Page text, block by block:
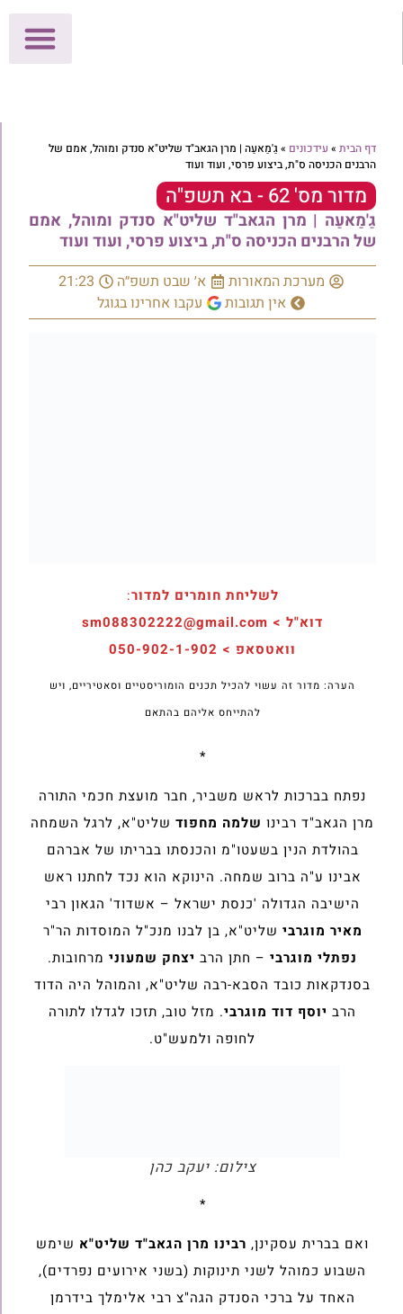
דף הבית » עידכונים »גַ'מַאעַה | מרן הגאב"ד שליט"א סנדק ומוהל, אמם של
הרבנים הכניסה ס"ת, ביצוע פרסי, ועוד ועוד
מדור מס' 62 - בא תשפ"ה
גַ'מַאעַה | מרן הגאב"ד שליט"א סנדק ומוהל, אמם
של הרבנים הכניסה ס"ת, ביצוע פרסי, ועוד ועוד
מערכת המאורות א׳ שבט תשפ״ה
21:23
אין תגובות
עקבו אחרינו בגוגל
לשליחת חומרים למדור:
דוא"ל > sm088302222@gmail.com
וואטסאפ > 050-902-1-902
הערה: מדור זה עשוי להכיל תכנים הומוריסטיים וסאטיריים, ויש
להתייחס אליהם בהתאם
*
נפתח בברכות לראש משביר, חבר מועצת חכמי התורה
מרן הגאב"ד רבינו שלמה מחפוד שליט"א, לרגל השמחה
בהולדת הנין בשעטו"מ והכנסתו בבריתו של אברהם
אבינו ע"ה ברוב שמחה. הינוקא הוא נכד לחתנו ראש
הישיבה הגדולה 'כנסת ישראל – אשדוד' הגאון רבי
מאיר מוגרבי שליט"א, בן לבנו מנכ"ל המוסדות הר"ר
נפתלי מוגרבי – חתן הרב יצחק שמעוני מרחובות.
בסנדקאות כובד הסבא-רבה שליט"א, והמוהל היה הדוד
הרב יוסף דוד מוגרבי. מזל טוב, תזכו לגדלו לתורה
לחופה ולמעש"ט.
צילום: יעקב כהן
*
ואם בברית עסקינן, רבינו מרן הגאב"ד שליט"א שימש
השבוע כמוהל לשני תינוקות (בשני אירועים נפרדים),
האחד על ברכי הסנדק הגה"צ רבי אלימלך בידרמן